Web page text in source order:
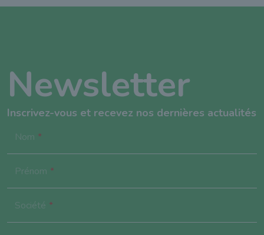
Newsletter
Inscrivez-vous et recevez nos dernières actualités
Nom
Prénom
Société